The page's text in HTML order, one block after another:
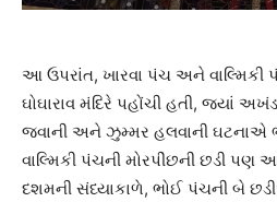
આ ઉપરાંત, ખારવા પંચ અને વાલ્મિકી
ઘોઘારાવ મંદિરે પહોંચી હતી,
જવાની અને ઝુમ્મર હલવાની ઘટનાએ
વાલ્મિકી પંચની મોરપીંછની છડી પણ
દશમની સંધ્યાકાળે, ભોઈ પંચની બે